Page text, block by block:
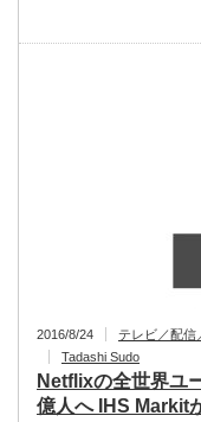
2016/8/24 テレビ／配信
Tadashi Sudo
Netflixの全世界ユ
億人へ IHS Markit